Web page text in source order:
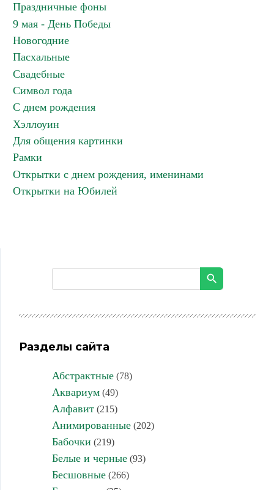
Праздничные фоны
9 мая - День Победы
Новогодние
Пасхальные
Свадебные
Символ года
С днем рождения
Хэллоуин
Для общения картинки
Рамки
Открытки с днем рождения, именинами
Открытки на Юбилей
Разделы сайта
Абстрактные(78)
Аквариум(49)
Алфавит(215)
Анимированные(202)
Бабочки (219)
Белые и черные(93)
Бесшовные(266)